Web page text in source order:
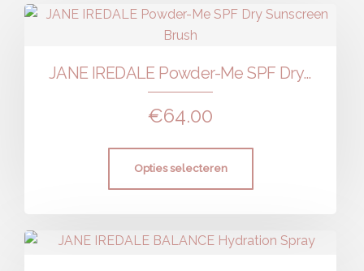
JANE IREDALE Powder-Me SPF Dry Sunscreen Brush
€64.00
Opties selecteren